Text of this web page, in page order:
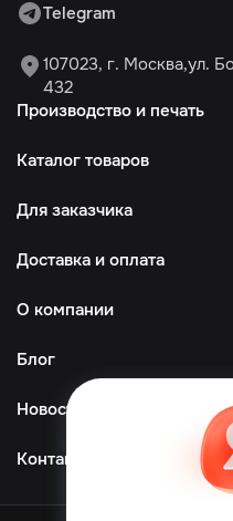
Telegram
107023, г. Москва,ул.
432
Производство и печать
Каталог товаров
Для заказчика
Доставка и оплата
О компании
Блог
Новости
Контакты